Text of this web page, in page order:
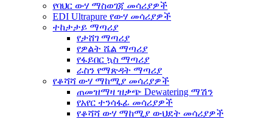
የባህር ውሃ ማስወገጃ መሳሪያዎች
EDI Ultrapure የውሃ መሳሪያዎች
ተከታታይ ማጣሪያ
የታሸገ ማጣሪያ
የዎልት ሼል ማጣሪያ
የፋይበር ኳስ ማጣሪያ
ራስን የማጽዳት ማጣሪያ
የቆሻሻ ውሃ ማከሚያ መሳሪያዎች
ጠመዝማዛ ዝቃጭ Dewatering ማሽን
የአየር ተንሳፋፊ መሳሪያዎች
የቆሻሻ ውሃ ማከሚያ ውህደት መሳሪያዎች